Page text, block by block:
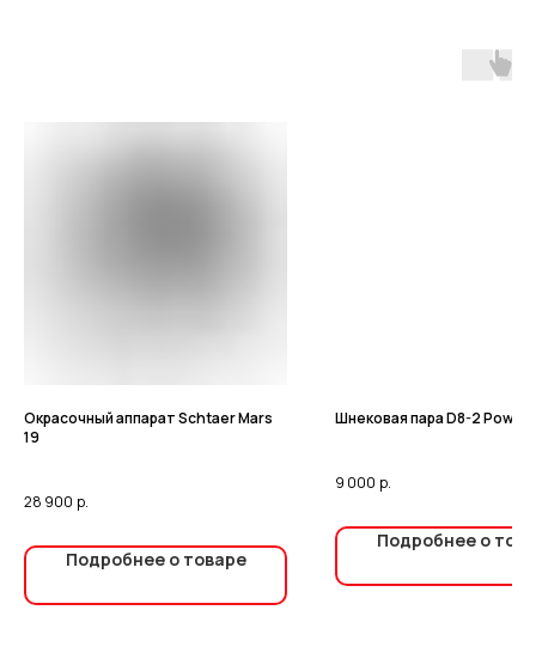
Окрасочный аппарат Schtaer Mars
19
28 900 р.
Подробнее о товаре
Шнековая пара D8-2
9 000 р.
Подробнее о